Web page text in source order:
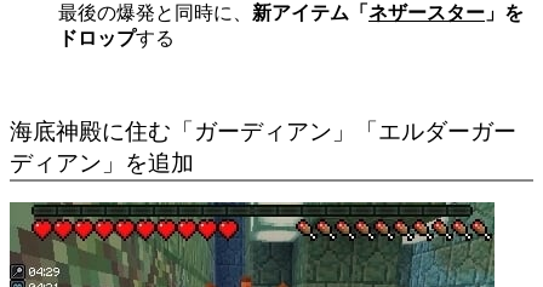
最後の爆発と同時に、 新アイテム「 ネザースター 」を
ドロップする
海底神殿に住む「ガーディアン」「エルダーガー
ディアン」を追加